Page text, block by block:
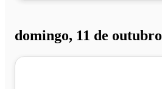
domingo, 11 de outubro